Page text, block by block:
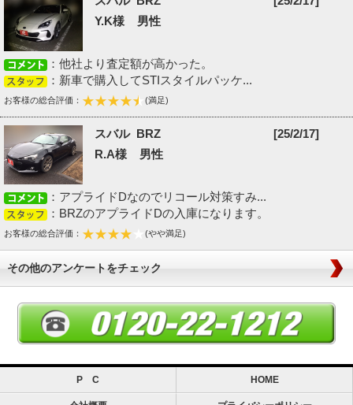
Y.K様 男性
：他社より査定額が高かった。
：新車で購入してSTIスタイルパッケ...
お客様の総合評価： (満足)
スバル BRZ
[25/2/17]
R.A様 男性
：アプライドDなのでリコール対策すみ...
：BRZのアプライドDの入庫になります。
お客様の総合評価： (やや満足)
その他のアンケートをチェック
P C HOME